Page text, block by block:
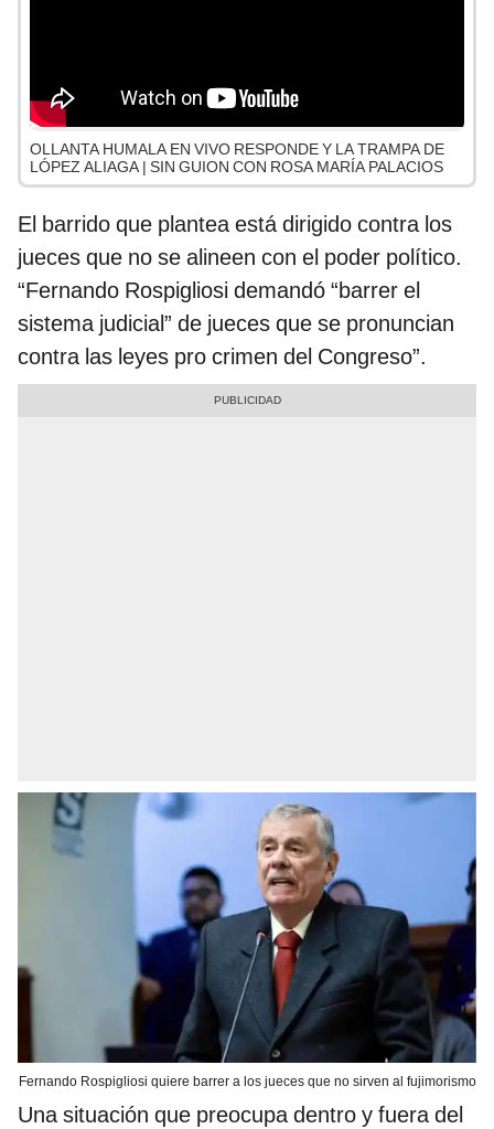
OLLANTA HUMALA EN VIVO RESPONDE Y LA TRAMPA DE
LÓPEZ ALIAGA | SIN GUION CON ROSA MARÍA PALACIOS
El barrido que plantea está dirigido contra los
jueces que no se alineen con el poder político.
“Fernando Rospigliosi demandó “barrer el
sistema judicial” de jueces que se pronuncian
contra las leyes pro crimen del Congreso”.
Fernando Rospigliosi quiere barrer a los jueces que no sirven al fujimorismo
Una situación que preocupa dentro y fuera del